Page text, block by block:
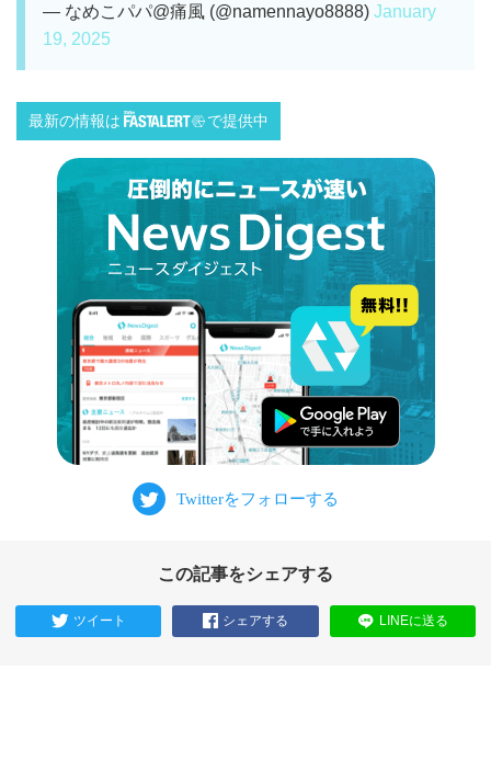
— なめこパパ@痛風 (@namennayo8888) January
19, 2025
最新の情報は で提供中
この記事をシェアする
ツイート シェアする LINEに送る